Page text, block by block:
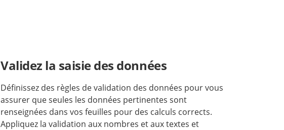
Validez la saisie des données
Définissez des règles de validation des données pour vous
assurer que seules les données pertinentes sont
renseignées dans vos feuilles pour des calculs corrects.
Appliquez la validation aux nombres et aux textes et